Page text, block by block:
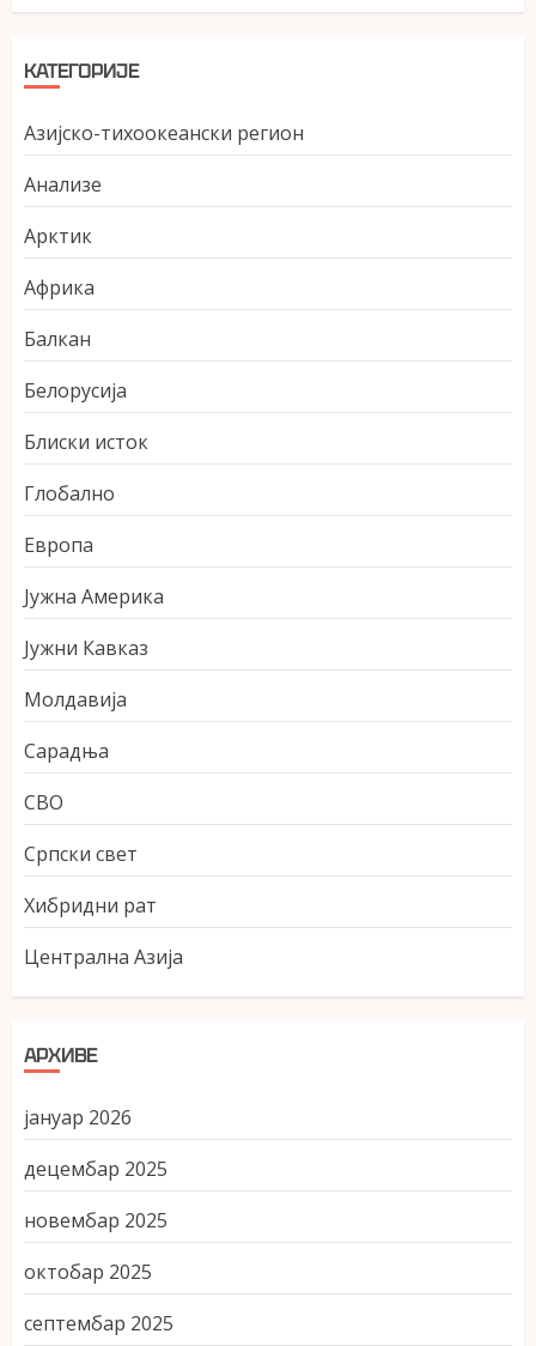
КАТЕГОРИЈЕ
Азијско-тихоокеански регион
Анализе
Арктик
Африка
Балкан
Белорусија
Блиски исток
Глобално
Европа
Јужна Америка
Јужни Кавказ
Молдавија
Сарадња
СВО
Српски свет
Хибридни рат
Централна Азија
АРХИВЕ
јануар 2026
децембар 2025
новембар 2025
октобар 2025
септембар 2025